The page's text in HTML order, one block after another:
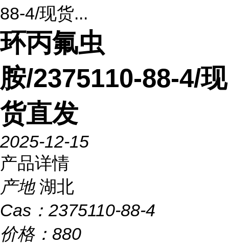
88-4/现货...
环丙氟虫
胺/2375110-88-4/现
货直发
2025-12-15
产品详情
产地 湖北
Cas： 2375110-88-4
价格： 880